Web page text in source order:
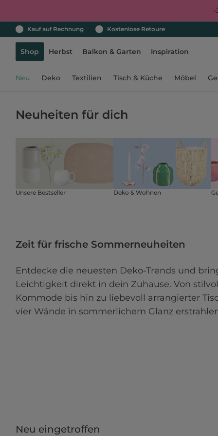
-
Kauf auf Rechnung Kostenlose Retoure
Shop Herbst Balkon & Garten Inspiration
Neu Deko Textilien Tisch & Küche Möbel
Neuheiten für dich
Unsere Bestseller Deko & Wohnen
Zeit für frische Sommerneuheiten
Entdecke die neuesten Deko-Trends und
Leichtigkeit direkt in dein Zuhause. Von
Kommode bis hin zu liebevoll arrangierter
vier Wände in sommerlichem Glanz
Neu eingetroffen